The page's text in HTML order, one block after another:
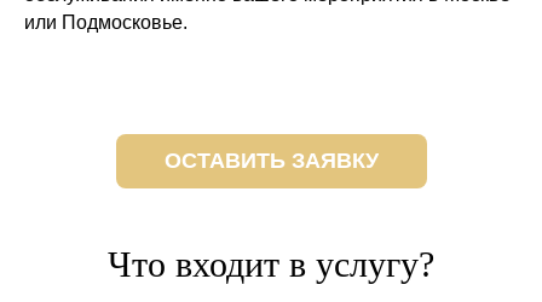
или Подмосковье.
ОСТАВИТЬ ЗАЯВКУ
Что входит в услугу?